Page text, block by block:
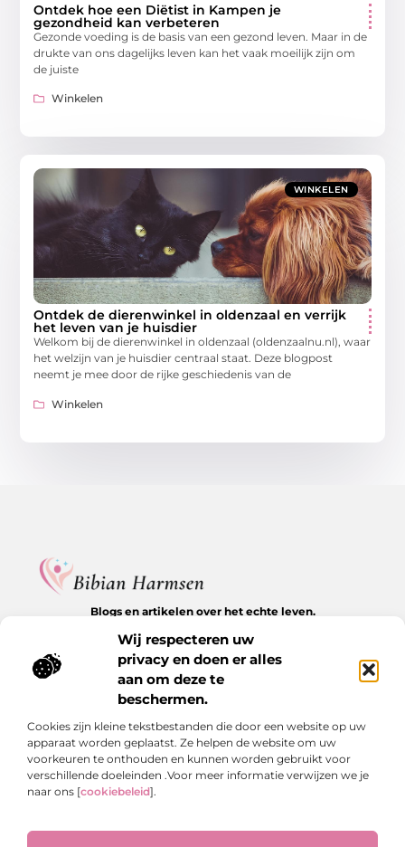
Wij respecteren uw
privacy en doen er alles
aan om deze te
beschermen.
Cookies zijn kleine tekstbestanden die door een website op uw
apparaat worden geplaatst. Ze helpen de website om uw
voorkeuren te onthouden en kunnen worden gebruikt voor
verschillende doeleinden .Voor meer informatie verwijzen we je
naar ons [cookiebeleid].
Ontdek hoe een Diëtist in Kampen je
gezondheid kan verbeteren
Gezonde voeding is de basis van een gezond leven. Maar in de
drukte van ons dagelijks leven kan het vaak moeilijk zijn om
de juiste
Winkelen
WINKELEN
Ontdek de dierenwinkel in oldenzaal en verrijk
het leven van je huisdier
Welkom bij de dierenwinkel in oldenzaal (oldenzaalnu.nl), waar
het welzijn van je huisdier centraal staat. Deze blogpost
neemt je mee door de rijke geschiedenis van de
Winkelen
Blogs en artikelen over het echte leven.
waardevolle inzichten op BibianHarmsen.nl.
Bericht categorie
Onze informatie